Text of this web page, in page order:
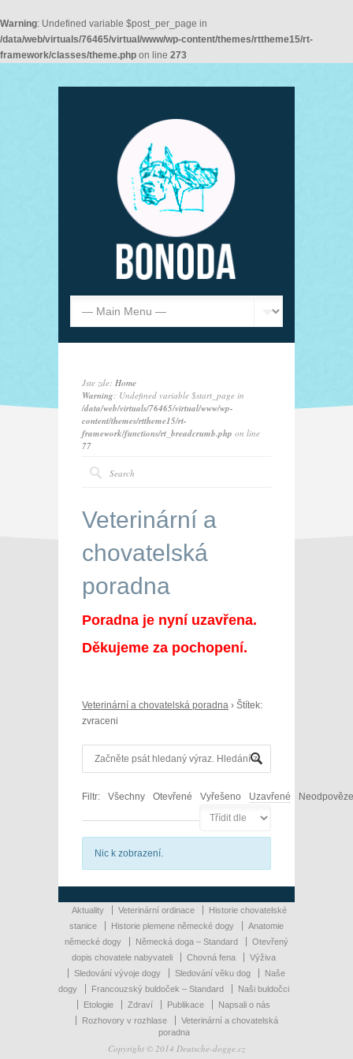
Warning: Undefined variable $post_per_page in
/data/web/virtuals/76465/virtual/www/wp-content/themes/rttheme15/rt-
framework/classes/theme.php on line 273
Jste zde: Home
Warning: Undefined variable $start_page in
/data/web/virtuals/76465/virtual/www/wp-
content/themes/rttheme15/rt-
framework/functions/rt_breadcrumb.php on line
77
Veterinární a
chovatelská
poradna
Poradna je nyní uzavřena.
Děkujeme za pochopení.
Veterinární a chovatelská poradna › Štítek:
zvraceni
Filtr: Všechny Otevřené Vyřešeno Uzavřené
Nic k zobrazení.
Aktuality Veterinární ordinace
Historie chovatelské
stanice
Historie plemene německé dogy
Anatomie
německé dogy
Německá doga – Standard
Otevřený
dopis chovatele nabyvateli
Chovná fena
Výživa
Sledování vývoje dogy
Sledování věku dog
Naše
dogy
Francouzský buldoček – Standard
Naši buldočci
Etologie
Zdraví Publikace
Napsali o nás
Rozhovory v rozhlase
Veterinární a chovatelská
poradna
Copyright © 2014 Deutsche-dogge.cz